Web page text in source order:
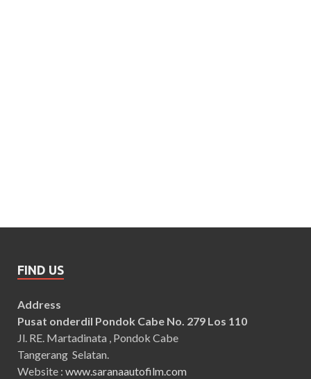
FIND US
Address
Pusat onderdil Pondok Cabe No. 279 Los 110
Jl. RE. Martadinata , Pondok Cabe
Tangerang Selatan.
Website : www.saranaautofilm.com